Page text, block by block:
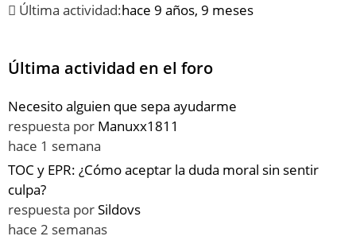
Última actividad:hace 9 años, 9 meses
Última actividad en el foro
Necesito alguien que sepa ayudarme
respuesta por Manuxx1811
hace 1 semana
TOC y EPR: ¿Cómo aceptar la duda moral sin sentir
culpa?
respuesta porSildovs
hace 2 semanas